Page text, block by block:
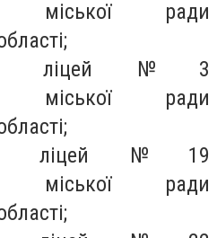
міської ради
ліцей № 3
міської ради
ліцей № 19
міської ради